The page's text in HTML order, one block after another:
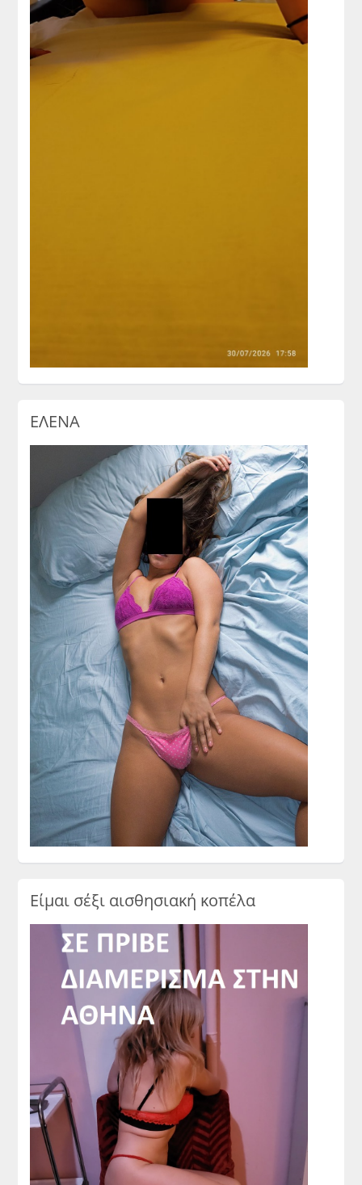
ΕΛΕΝΑ
Είμαι σέξι αισθησιακή κοπέλα